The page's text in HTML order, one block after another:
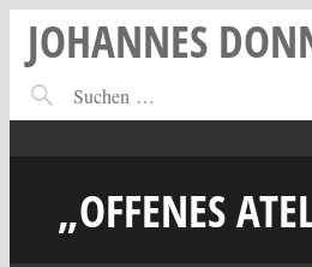
JOHANNES
„OFFENES